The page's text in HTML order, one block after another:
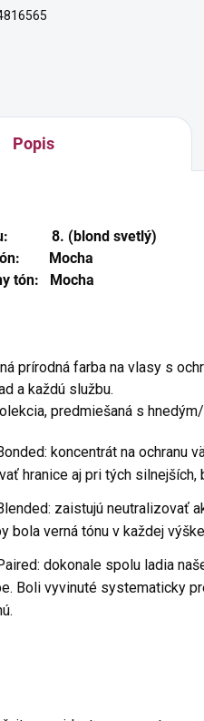
Popis
8. (blond svetlý)
tón: Mocha
tón: Mocha
prírodná farba na vlasy s
a každú službu.
predmiešaná s
koncentrát na ochranu
hranice aj pri tých silnejších,
zaistujú neutralizovať
bola verná tónu v každej
dokonale spolu ladia
Boli vyvinuté systematicky